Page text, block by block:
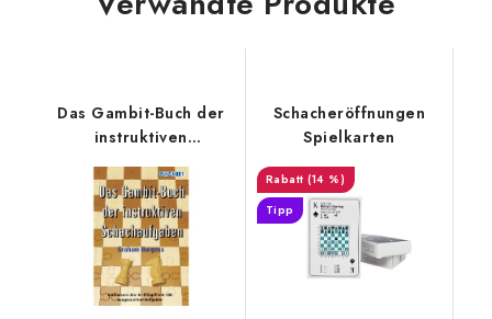
Das Gambit-Buch der
instruktiven
Schachaufgaben
Schacheröffnungen
Spielkarten
(14 %)
Tipp